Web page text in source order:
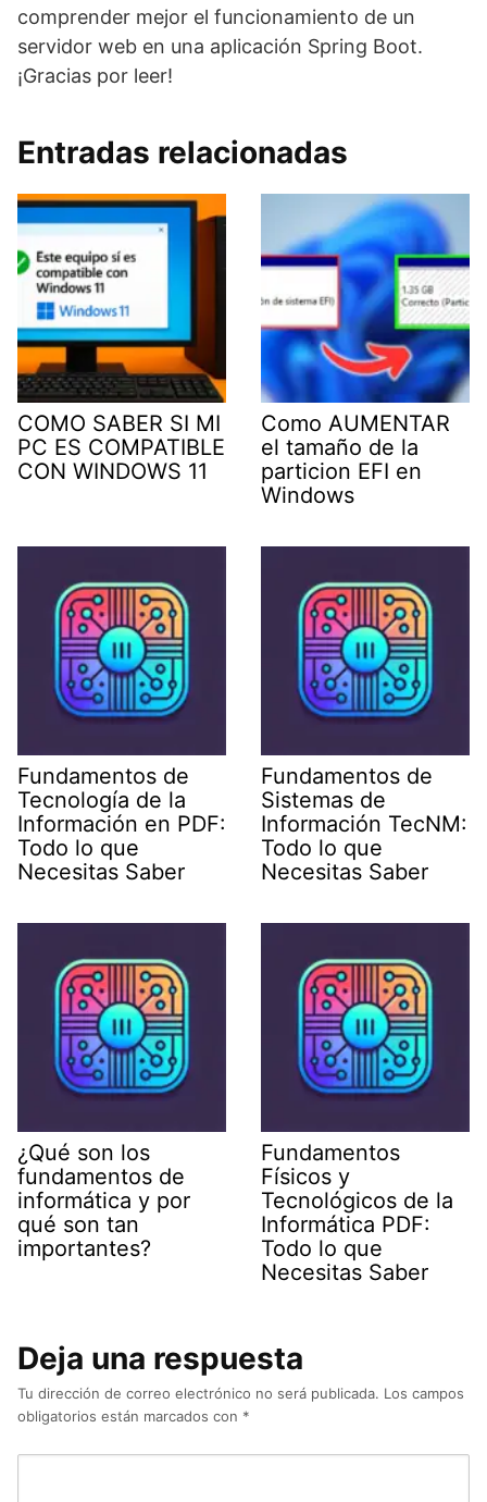
comprender mejor el funcionamiento de un
servidor web en una aplicación Spring Boot.
¡Gracias por leer!
Entradas relacionadas
COMO SABER SI MI
PC ES COMPATIBLE
CON WINDOWS 11
Como AUMENTAR
el tamaño de la
particion EFI en
Windows
Fundamentos de
Tecnología de la
Información en PDF:
Todo lo que
Necesitas Saber
Fundamentos de
Sistemas de
Información TecNM:
Todo lo que
Necesitas Saber
¿Qué son los
fundamentos de
informática y por
qué son tan
importantes?
Fundamentos
Físicos y
Tecnológicos de la
Informática PDF:
Todo lo que
Necesitas Saber
Deja una respuesta
Tu dirección de correo electrónico no será publicada. Los campos
obligatorios están marcados con *